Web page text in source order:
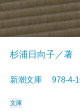
杉浦日向子／著
新潮文庫 978-4-
文庫